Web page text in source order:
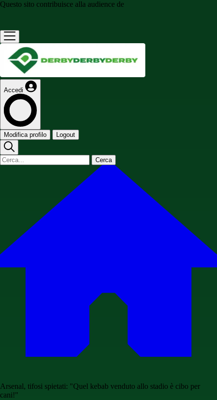
Questo sito contribuisce alla audience de
Accedi
Modifica profilo Logout
Cerca
Arsenal, tifosi spietati: "Quel kebab venduto allo stadio è cibo per
cani!"